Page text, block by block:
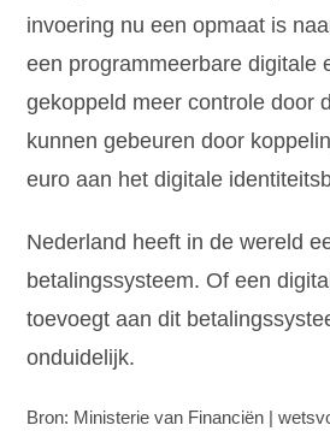
invoering nu een opmaat is
een programmeerbare digitale
gekoppeld meer controle door
kunnen gebeuren door
euro aan het digitale
Nederland heeft in de wereld
betalingssysteem. Of een
toevoegt aan dit
onduidelijk.
Bron: Ministerie van Financiën |